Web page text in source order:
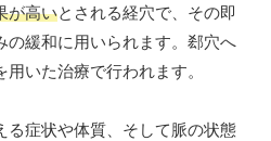
が高いとされる経穴で、その即
の緩和に用いられます。郄穴へ
いた治療で行われます。
る症状や体質、そして脈の状態